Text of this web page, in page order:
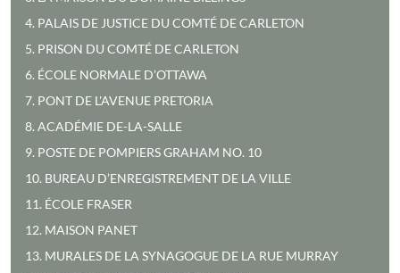
4. PALAIS DE JUSTICE DU COMTÉ DE CARLETON
5. PRISON DU COMTÉ DE CARLETON
6. ÉCOLE NORMALE D’OTTAWA
7. PONT DE L'AVENUE PRETORIA
8. ACADÉMIE DE-LA-SALLE
9. POSTE DE POMPIERS GRAHAM NO. 10
10. BUREAU D’ENREGISTREMENT DE LA VILLE
11. ÉCOLE FRASER
12. MAISON PANET
13. MURALES DE LA SYNAGOGUE DE LA RUE MURRAY